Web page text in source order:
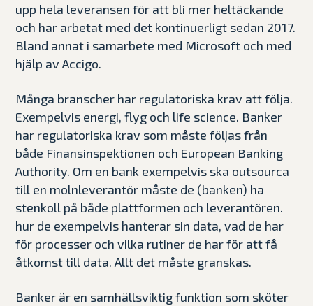
upp hela leveransen för att bli mer heltäckande
och har arbetat med det kontinuerligt sedan 2017.
Bland annat i samarbete med Microsoft och med
hjälp av Accigo.
Många branscher har regulatoriska krav att följa.
Exempelvis energi, flyg och life science. Banker
har regulatoriska krav som måste följas från
både Finansinspektionen och European Banking
Authority. Om en bank exempelvis ska outsourca
till en molnleverantör måste de (banken) ha
stenkoll på både plattformen och leverantören.
hur de exempelvis hanterar sin data, vad de har
för processer och vilka rutiner de har för att få
åtkomst till data. Allt det måste granskas.
Banker är en samhällsviktig funktion som sköter